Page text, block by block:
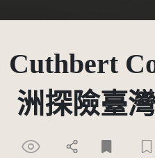
Cuthbert
洲探險臺